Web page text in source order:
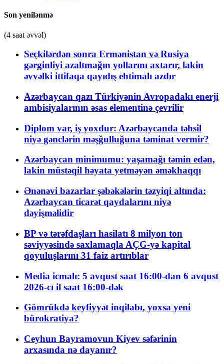
Son yenilənmə
(4 saat əvvəl)
Seçkilərdən sonra Ermənistan və Rusiya
gərginliyi azaltmağın yollarını axtarır, lakin
əvvəlki ittifaqa qayıdış ehtimalı azdır
Azərbaycan qazı Türkiyənin Avropadakı enerji
ambisiyalarının əsas elementinə çevrilir
Diplom var, iş yoxdur: Azərbaycanda təhsil
niyə gənclərin məşğulluğuna təminat vermir?
Azərbaycan minimumu: yaşamağı təmin edən,
lakin müstəqil həyata yetməyən əməkhaqqı
Ənənəvi bazarlar şəbəkələrin təzyiqi altında:
Azərbaycan ticarət qaydalarını niyə
dəyişməlidir
BP və tərəfdaşları hasilatı 8 milyon ton
səviyyəsində saxlamaqla AÇG-yə kapital
qoyuluşlarını 31 faiz artırıblar
Media icmalı: 5 avqust saat 16:00-dan 6 avqust
2026-cı il saat 16:00-dək
Gömrükdə keyfiyyət inqilabı, yoxsa yeni
bürokratiya?
Ceyhun Bayramovun Kiyev səfərinin
arxasında nə dayanır?